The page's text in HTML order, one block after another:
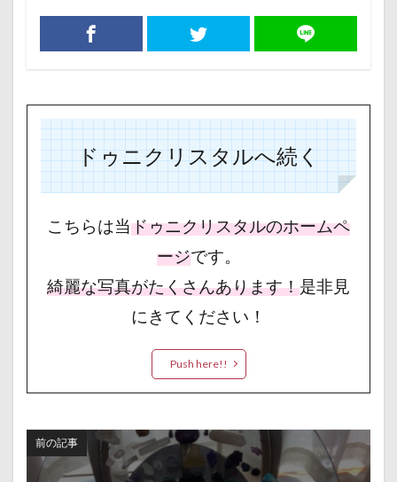
ドゥニクリスタルへ続く
こちらは当ドゥニクリスタルのホームペ
ージです。
綺麗な写真がたくさんあります！是非見
にきてください！
Push here!!
前の記事